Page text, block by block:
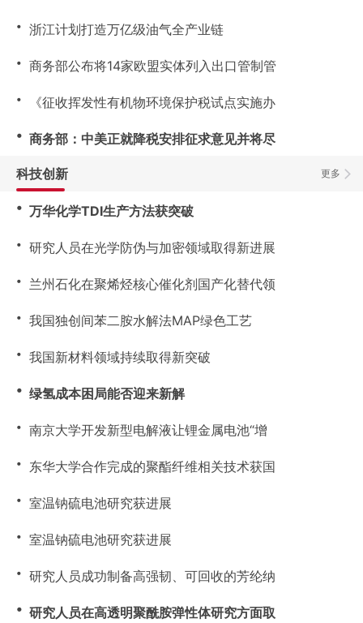
・ 浙江计划打造万亿级油气全产业链
・ 商务部公布将14家欧盟实体列入出口管制管
・ 《征收挥发性有机物环境保护税试点实施办
・ 商务部：中美正就降税安排征求意见并将尽
更多
科技创新
・ 万华化学TDI生产方法获突破
・ 研究人员在光学防伪与加密领域取得新进展
・ 兰州石化在聚烯烃核心催化剂国产化替代领
・ 我国独创间苯二胺水解法MAP绿色工艺
・ 我国新材料领域持续取得新突破
・ 绿氢成本困局能否迎来新解
・ 南京大学开发新型电解液让锂金属电池“增
・ 东华大学合作完成的聚酯纤维相关技术获国
・ 室温钠硫电池研究获进展
・ 室温钠硫电池研究获进展
・ 研究人员成功制备高强韧、可回收的芳纶纳
・ 研究人员在高透明聚酰胺弹性体研究方面取